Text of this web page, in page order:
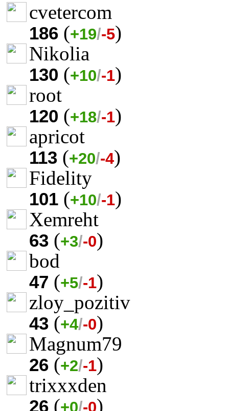
cvetercom
186 (+19/-5)
Nikolia
130 (+10/-1)
root
120 (+18/-1)
apricot
113 (+20/-4)
Fidelity
101 (+10/-1)
Xemreht
63 (+3/-0)
bod
47 (+5/-1)
zloy_pozitiv
43 (+4/-0)
Magnum79
26 (+2/-1)
trixxxden
26 (+0/-0)